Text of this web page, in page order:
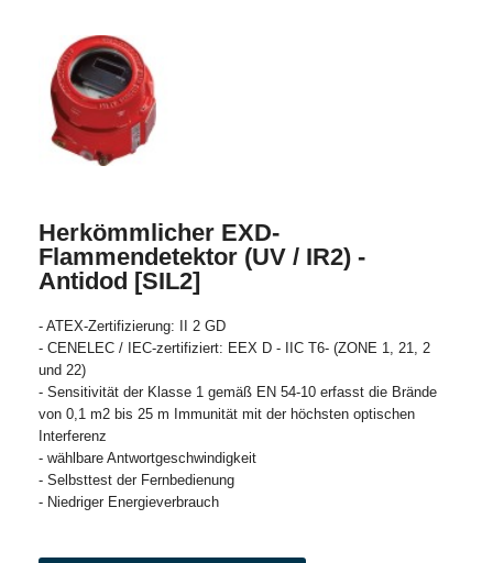
Herkömmlicher EXD-
Flammendetektor (UV / IR2) -
Antidod [SIL2]
- ATEX-Zertifizierung: II 2 GD
- CENELEC / IEC-zertifiziert: EEX D - IIC T6- (ZONE 1, 21, 2
und 22)
- Sensitivität der Klasse 1 gemäß EN 54-10 erfasst die Brände
von 0,1 m2 bis 25 m Immunität mit der höchsten optischen
Interferenz
- wählbare Antwortgeschwindigkeit
- Selbsttest der Fernbedienung
- Niedriger Energieverbrauch